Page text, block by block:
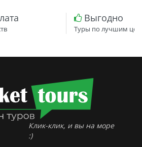
Выгодно
Туры по лучшим
Клик-клик, и вы на море
:)